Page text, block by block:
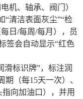
机、轴承、阀门）
“清洁表面灰尘”“检
日/每周/每月），员
签会自动显示“红色
滑标识牌”，标注润
期（每15天一次）、
向加油口），并用